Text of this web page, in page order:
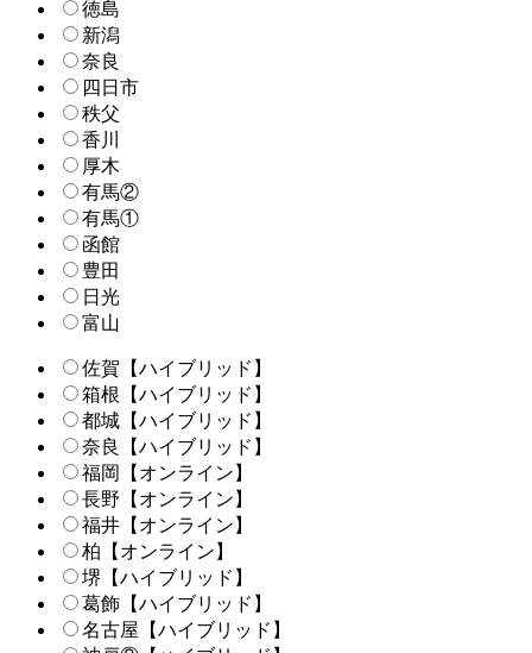
徳島
新潟
奈良
四日市
秩父
香川
厚木
有馬②
有馬①
函館
豊田
日光
富山
佐賀【ハイブリッド】
箱根【ハイブリッド】
都城【ハイブリッド】
奈良【ハイブリッド】
福岡【オンライン】
長野【オンライン】
福井【オンライン】
柏【オンライン】
堺【ハイブリッド】
葛飾【ハイブリッド】
名古屋【ハイブリッド】